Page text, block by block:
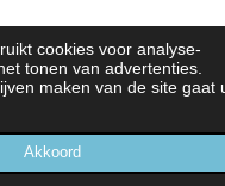
cookies voor analyse-
tonen van advertenties.
maken van de site gaat
Akkoord
Telefoonnummer